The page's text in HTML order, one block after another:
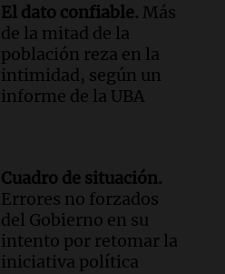
El dato confiable. Más
de la mitad de la
población reza en la
intimidad, según un
informe de la UBA
Cuadro de situación.
Errores no forzados
del Gobierno en su
intento por retomar la
iniciativa política